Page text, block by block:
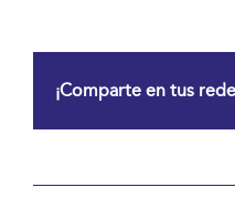
¡Comparte en tus